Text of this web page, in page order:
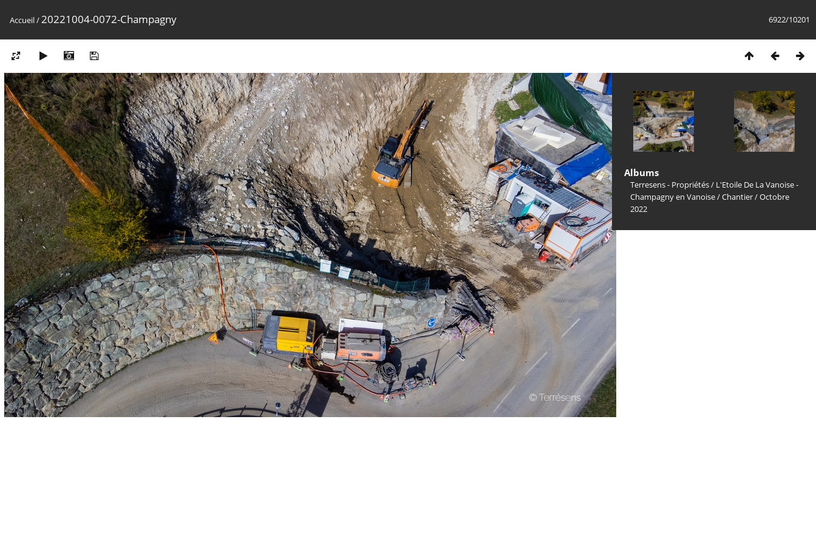
6922/10201
Accueil/20221004-0072-Champagny
Albums
Terresens - Propriétés/ L'Etoile De La Vanoise -
Champagny en Vanoise/Chantier/Octobre
2022